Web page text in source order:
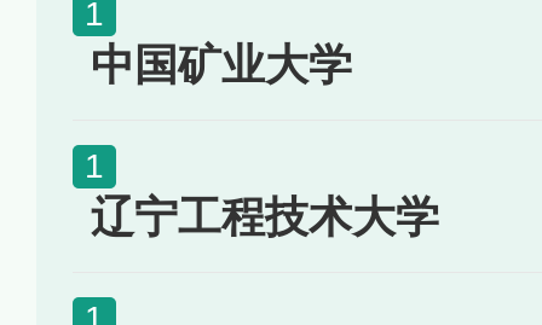
中国矿业大学
辽宁工程技术大学